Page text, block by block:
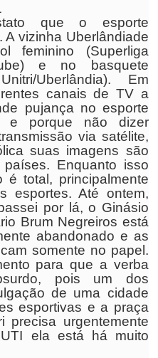
que o esporte
vizinha Uberlândiade
feminino (Superliga
e no basquete
Uberlândia). Em
canais de TV a
pujança no esporte
e porque não dizer
via satélite,
suas imagens são
Enquanto isso
é total, principalmente
esportes. Até ontem,
por lá, o Ginásio
Brum Negreiros está
abandonado e as
somente no papel.
para que a verba
pois um dos
de uma cidade
esportivas e a praça
precisa urgentemente
ela está há muito